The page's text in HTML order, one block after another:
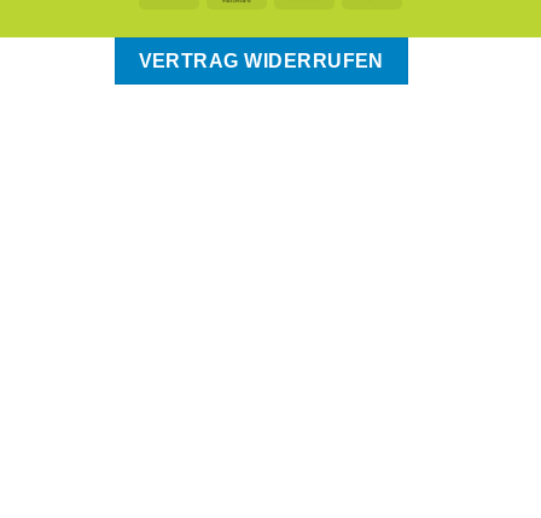
VERTRAG WIDERRUFEN